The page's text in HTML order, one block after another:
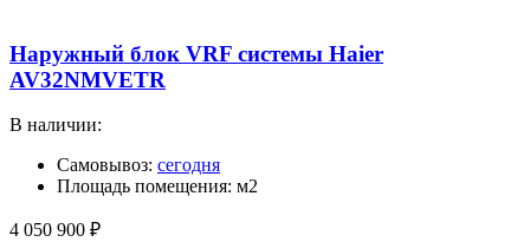
Наружный блок VRF системы Haier
AV32NMVETR
В наличии:
Самовывоз: сегодня
Площадь помещения: м2
4 050 900 ₽